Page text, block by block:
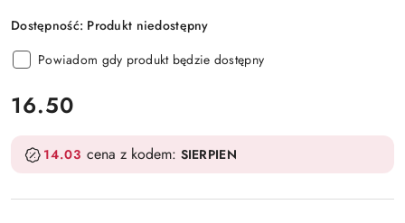
Dostępność: Produkt niedostępny
Powiadom gdy produkt będzie dostępny
cena:
16.50
14.03 cena z kodem: SIERPIEN